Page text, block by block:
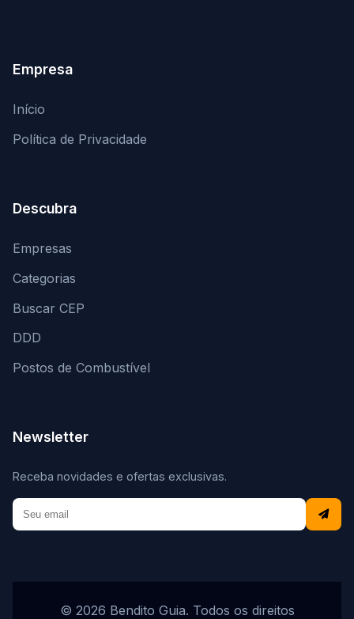
Empresa
Início
Política de Privacidade
Descubra
Empresas
Categorias
Buscar CEP
DDD
Postos de Combustível
Newsletter
Receba novidades e ofertas exclusivas.
© 2026 Bendito Guia. Todos os direitos